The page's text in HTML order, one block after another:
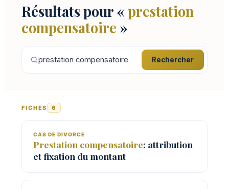
Résultats pour « prestation
compensatoire »
Rechercher
FICHES 6
CAS DE DIVORCE
Prestation compensatoire: attribution
et fixation du montant